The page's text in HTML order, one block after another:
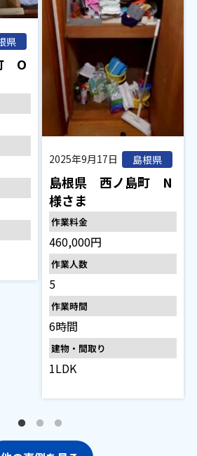
県
O
2025年9月17日 島根県
島根県 西ノ島町 N
様さま
作業料金
460,000円
作業人数
5
作業時間
6時間
建物・間取り
1LDK